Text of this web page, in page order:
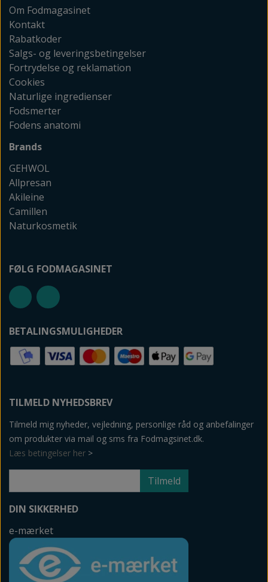
Om Fodmagasinet
Kontakt
Rabatkoder
Salgs- og leveringsbetingelser
Fortrydelse og reklamation
Cookies
Naturlige ingredienser
Fodsmerter
Fodens anatomi
Brands
GEHWOL
Allpresan
Akileine
Camillen
Naturkosmetik
FØLG FODMAGASINET
BETALINGSMULIGHEDER
TILMELD NYHEDSBREV
Tilmeld mig nyheder, vejledning, personlige råd og anbefalinger
om produkter via mail og sms fra Fodmagsinet.dk.
Læs betingelser her >
Tilmeld
DIN SIKKERHED
e-mærket